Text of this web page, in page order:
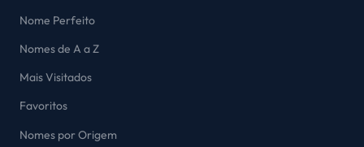
Nome Perfeito
Nomes de A a Z
Mais Visitados
Favoritos
Nomes por Origem